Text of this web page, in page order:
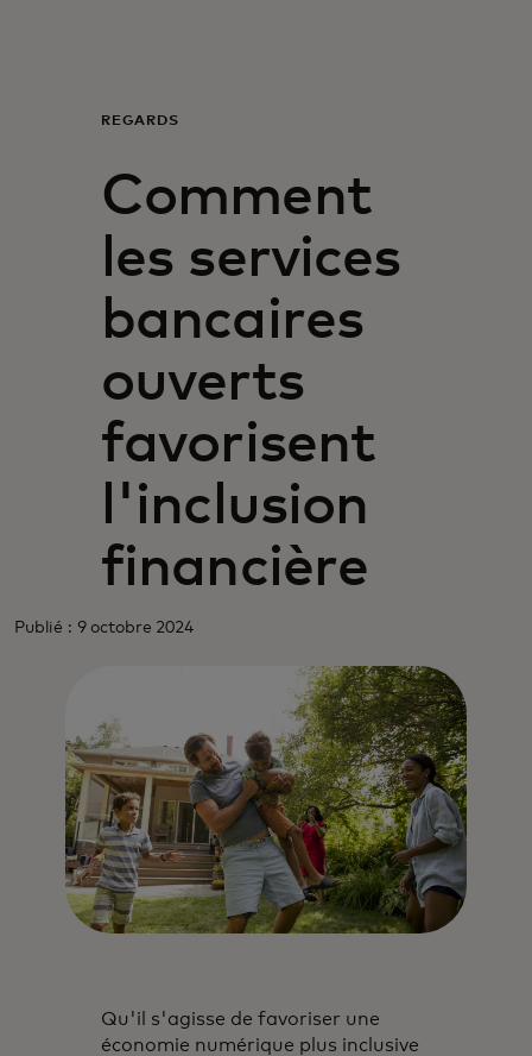
Pour l’entreprise
Pour le monde
Pour les innovateurs
Actualités et tendances
REGARDS
Comment
les services
bancaires
ouverts
favorisent
l'inclusion
financière
Publié : 9 octobre 2024
Qu'il s'agisse de favoriser une
économie numérique plus inclusive